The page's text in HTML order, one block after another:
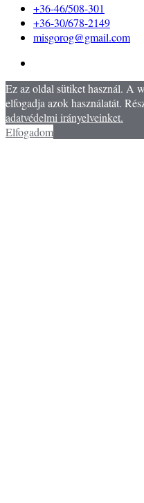
+36-46/508-301
+36-30/678-2149
misgorog@gmail.com
Ez az oldal sütiket használ. A
elfogadja azok használatát.
adatvédelmi irányelveinket.
Elfogadom